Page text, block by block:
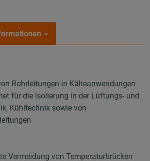
Rohrleitungen in Kälteanwendungen
für die Isolierung in der Lüftungs- und
Kühltechnik sowie von
Vermeidung von Temperaturbrücken